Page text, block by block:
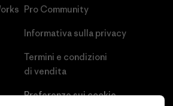
Pro Community
Informativa sulla privacy
Termini e condizioni
di vendita
Preferenze sui cookie